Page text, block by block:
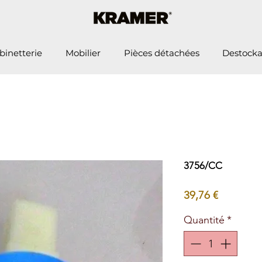
Mobilier Pièces détachées
3756/CC
39,76 €Prix
Quantité *